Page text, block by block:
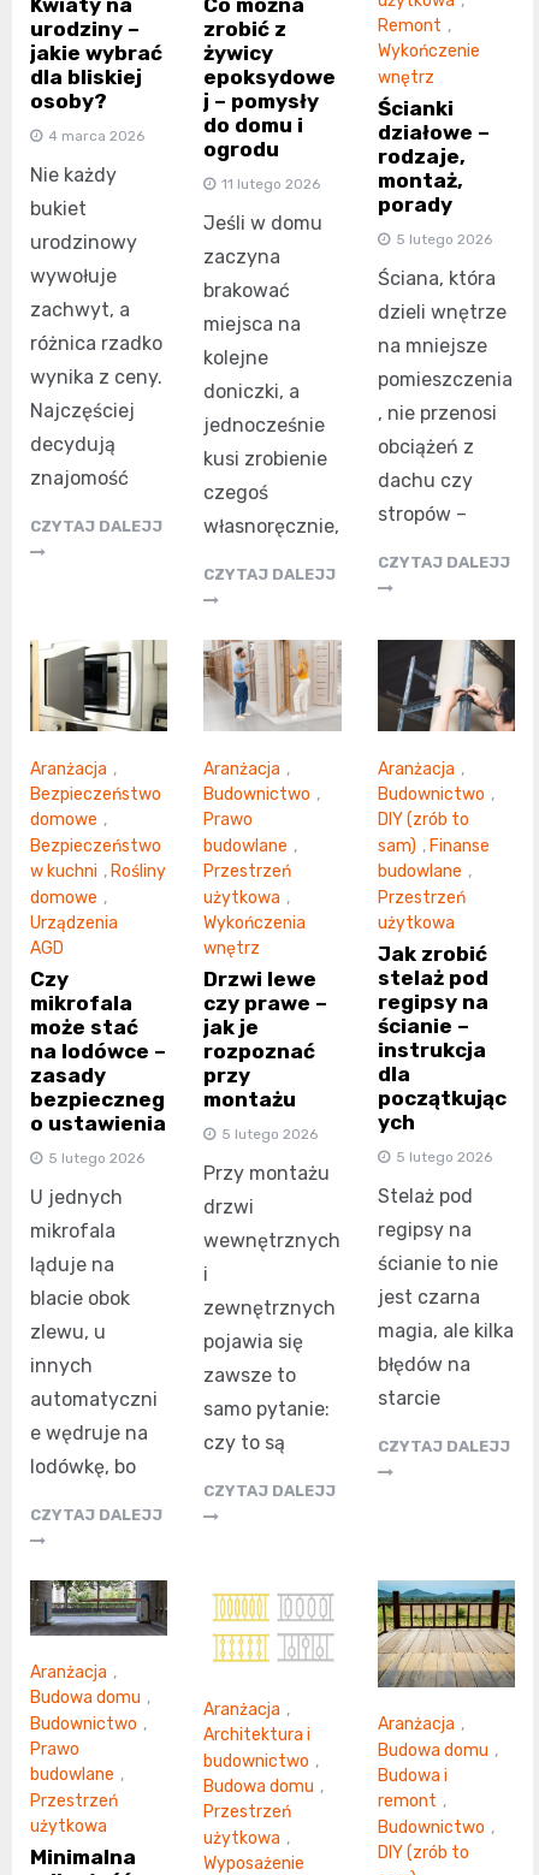
Kwiaty na
urodziny –
jakie wybrać
dla bliskiej
osoby?
4 marca 2026
Nie każdy
bukiet
urodzinowy
wywołuje
zachwyt, a
różnica rzadko
wynika z ceny.
Najczęściej
decydują
znajomość
CZYTAJ DALEJJ
Co można
zrobić z
żywicy
epoksydowe
j – pomysły
do domu i
ogrodu
11 lutego 2026
Jeśli w domu
zaczyna
brakować
miejsca na
kolejne
doniczki, a
jednocześnie
kusi zrobienie
czegoś
własnoręcznie,
CZYTAJ DALEJJ
Remont ,
Wykończenie
wnętrz
Ścianki
działowe –
rodzaje,
montaż,
porady
5 lutego 2026
Ściana, która
dzieli wnętrze
na mniejsze
pomieszczenia
, nie przenosi
obciążeń z
dachu czy
stropów –
CZYTAJ DALEJJ
Aranżacja ,
Bezpieczeństwo
domowe ,
Bezpieczeństwo
w kuchni , Rośliny
domowe ,
Urządzenia
AGD
Czy
mikrofala
może stać
na lodówce –
zasady
bezpieczneg
o ustawienia
5 lutego 2026
U jednych
mikrofala
ląduje na
blacie obok
zlewu, u
innych
automatyczni
e wędruje na
lodówkę, bo
CZYTAJ DALEJJ
Aranżacja ,
Budownictwo ,
Prawo
budowlane ,
Przestrzeń
użytkowa ,
Wykończenia
wnętrz
Drzwi lewe
czy prawe –
jak je
rozpoznać
przy
montażu
5 lutego 2026
Przy montażu
drzwi
wewnętrznych
i
zewnętrznych
pojawia się
zawsze to
samo pytanie:
czy to są
CZYTAJ DALEJJ
Aranżacja ,
Budownictwo ,
DIY (zrób to
sam) , Finanse
budowlane ,
Przestrzeń
użytkowa
Jak zrobić
stelaż pod
regipsy na
ścianie –
instrukcja
dla
początkując
ych
5 lutego 2026
Stelaż pod
regipsy na
ścianie to nie
jest czarna
magia, ale kilka
błędów na
starcie
CZYTAJ DALEJJ
Aranżacja ,
Budowa domu ,
Budownictwo ,
Prawo
budowlane ,
Przestrzeń
użytkowa
Minimalna
Aranżacja ,
Architektura i
budownictwo ,
Budowa domu ,
Przestrzeń
użytkowa ,
Wyposażenie
Aranżacja ,
Budowa domu ,
Budowa i
remont ,
Budownictwo ,
DIY (zrób to